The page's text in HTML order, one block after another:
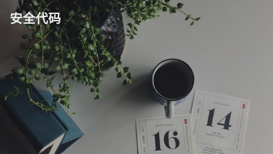
安全代码